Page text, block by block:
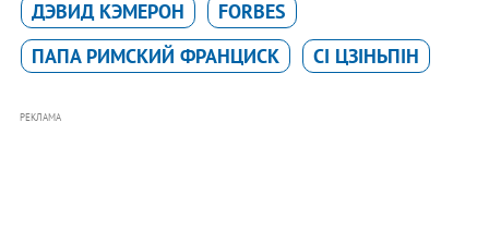
ДЭВИД КЭМЕРОН
FORBES
ПАПА РИМСКИЙ ФРАНЦИСК
СІ ЦЗІНЬПІН
РЕКЛАМА